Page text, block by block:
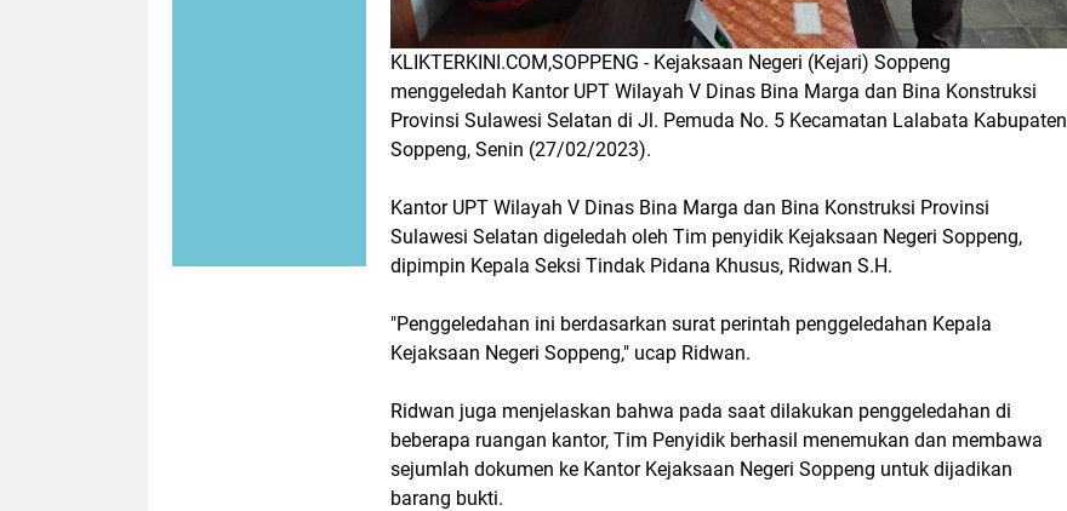
KLIKTERKINI.COM,SOPPENG - Kejaksaan Negeri (Kejari) Soppeng
menggeledah Kantor UPT Wilayah V Dinas Bina Marga dan Bina Konstruksi
Provinsi Sulawesi Selatan di Jl. Pemuda No. 5 Kecamatan Lalabata Kabupaten
Soppeng, Senin (27/02/2023).
Kantor UPT Wilayah V Dinas Bina Marga dan Bina Konstruksi Provinsi
Sulawesi Selatan digeledah oleh Tim penyidik Kejaksaan Negeri Soppeng,
dipimpin Kepala Seksi Tindak Pidana Khusus, Ridwan S.H.
"Penggeledahan ini berdasarkan surat perintah penggeledahan Kepala
Kejaksaan Negeri Soppeng," ucap Ridwan.
Ridwan juga menjelaskan bahwa pada saat dilakukan penggeledahan di
beberapa ruangan kantor, Tim Penyidik berhasil menemukan dan membawa
sejumlah dokumen ke Kantor Kejaksaan Negeri Soppeng untuk dijadikan
barang bukti.